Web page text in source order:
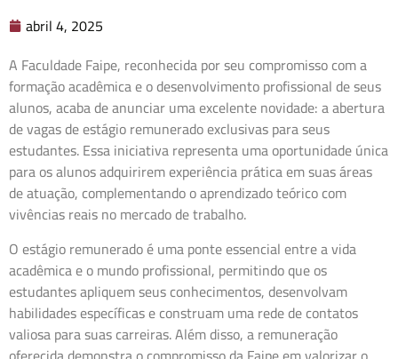
abril 4, 2025
A Faculdade Faipe, reconhecida por seu compromisso com a
formação acadêmica e o desenvolvimento profissional de seus
alunos, acaba de anunciar uma excelente novidade: a abertura
de vagas de estágio remunerado exclusivas para seus
estudantes. Essa iniciativa representa uma oportunidade única
para os alunos adquirirem experiência prática em suas áreas
de atuação, complementando o aprendizado teórico com
vivências reais no mercado de trabalho.
O estágio remunerado é uma ponte essencial entre a vida
acadêmica e o mundo profissional, permitindo que os
estudantes apliquem seus conhecimentos, desenvolvam
habilidades específicas e construam uma rede de contatos
valiosa para suas carreiras. Além disso, a remuneração